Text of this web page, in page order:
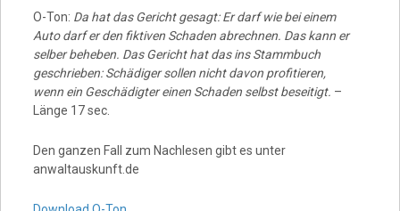
O-Ton: Da hat das Gericht gesagt: Er darf wie bei einem
Auto darf er den fiktiven Schaden abrechnen. Das kann er
selber beheben. Das Gericht hat das ins Stammbuch
geschrieben: Schädiger sollen nicht davon profitieren,
wenn ein Geschädigter einen Schaden selbst beseitigt. –
Länge 17 sec.
Den ganzen Fall zum Nachlesen gibt es unter
anwaltauskunft.de